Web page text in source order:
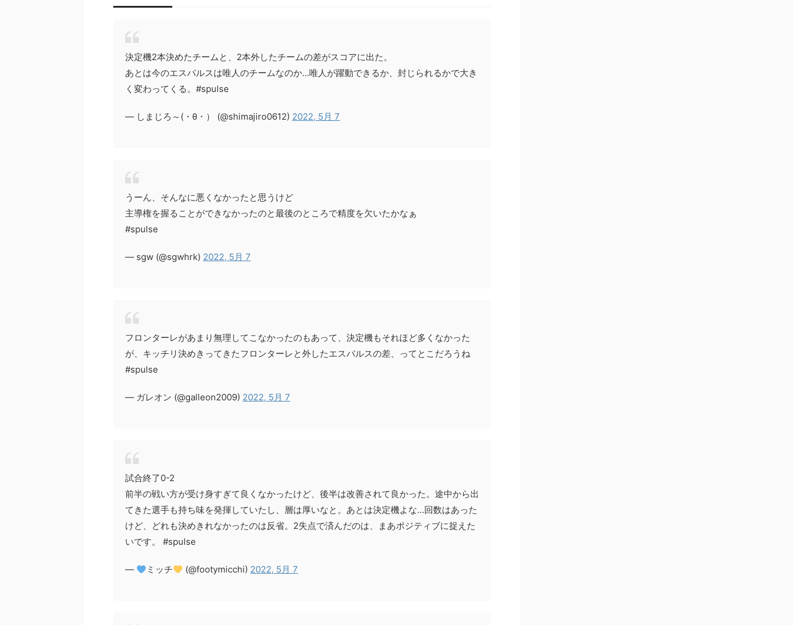
決定機2本決めたチームと、2本外したチームの差がスコアに出た。
あとは今のエスパルスは唯人のチームなのか…唯人が躍動できるか、封じられるかで大き
く変わってくる。#spulse
— しまじろ～(・θ・） (@shimajiro0612) 2022, 5月 7
うーん、そんなに悪くなかったと思うけど
主導権を握ることができなかったのと最後のところで精度を欠いたかなぁ
#spulse
— sgw (@sgwhrk) 2022, 5月 7
フロンターレがあまり無理してこなかったのもあって、決定機もそれほど多くなかった
が、キッチリ決めきってきたフロンターレと外したエスパルスの差、ってとこだろうね
#spulse
— ガレオン (@galleon2009) 2022, 5月 7
試合終了0-2
前半の戦い方が受け身すぎて良くなかったけど、後半は改善されて良かった。途中から出
てきた選手も持ち味を発揮していたし、層は厚いなと。あとは決定機よな…回数はあった
けど、どれも決めきれなかったのは反省。2失点で済んだのは、まあポジティブに捉えた
いです。 #spulse
— ミッチ (@footymicchi) 2022, 5月 7